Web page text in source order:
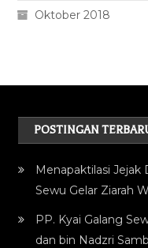
Oktober 2018
POSTINGAN
Menapaktilasi Jejak
Sewu Gelar Ziarah
PP. Kyai Galang
dan bin Nadzri